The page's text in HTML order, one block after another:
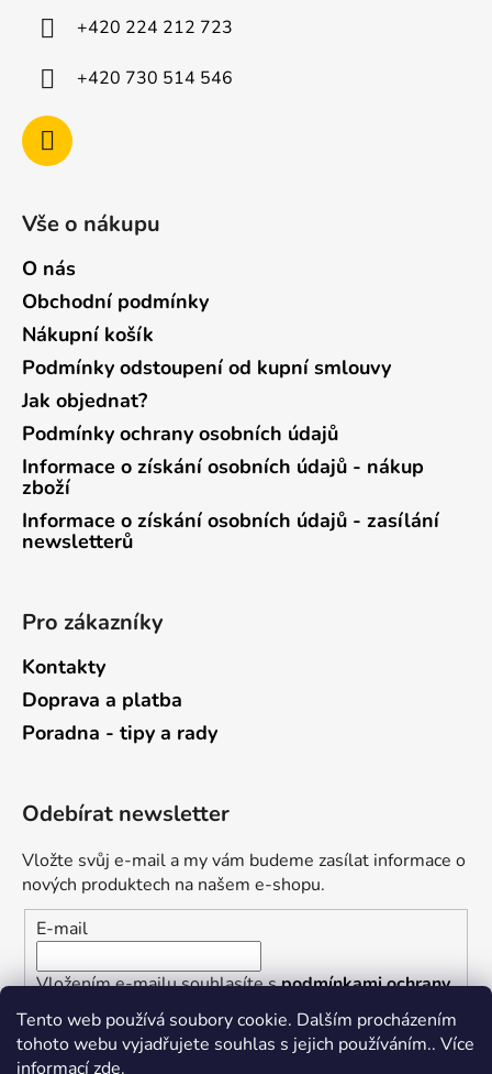
Tento web používá soubory cookie. Dalším procházením
tohoto webu vyjadřujete souhlas s jejich používáním.. Více
informacízde.
+420 224 212 723
+420 730 514 546
Vše o nákupu
O nás
Obchodní podmínky
Nákupní košík
Podmínky odstoupení od kupní smlouvy
Jak objednat?
Podmínky ochrany osobních údajů
Informace o získání osobních údajů - nákup
zboží
Informace o získání osobních údajů - zasílání
newsletterů
Pro zákazníky
Kontakty
Doprava a platba
Poradna - tipy a rady
Odebírat newsletter
Vložte svůj e-mail a my vám budeme zasílat informace o
nových produktech na našem e-shopu.
E-mail
Vložením e-mailu souhlasíte spodmínkami ochrany
osobních údajů
PŘIHLÁSIT SE